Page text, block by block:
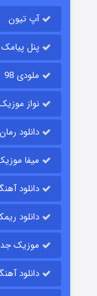
آپ تیون
پنل پیامک
ملودی 98
نواز
دانلود رمان
میفا
دانلود
دانلود
موزیک
دانلود